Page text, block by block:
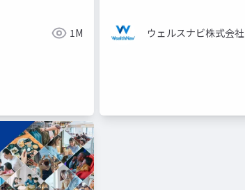
1M ウェルスナビ株式会社